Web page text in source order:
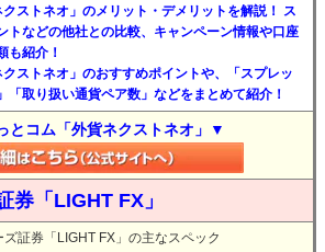
ストネオ」のメリット・デメリットを解説！ ス
トなどの他社との比較、キャンペーン情報や口座
も紹介！
ストネオ」のおすすめポイントや、「スプレッ
「取り扱い通貨ペア数」などをまとめて紹介！
とコム「外貨ネクストネオ」▼
券「LIGHT FX」
ズ証券「LIGHT FX」の主なスペック